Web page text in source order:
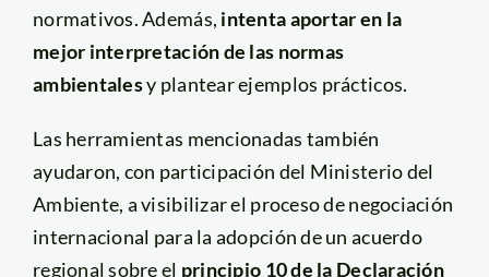
normativos. Además, intenta aportar en la
mejor interpretación de las normas
ambientalesy plantear ejemplos prácticos.
Las herramientas mencionadas también
ayudaron, con participación del Ministerio del
Ambiente, a visibilizar el proceso de negociación
internacional para la adopción de un acuerdo
regional sobre el principio 10 de la Declaración